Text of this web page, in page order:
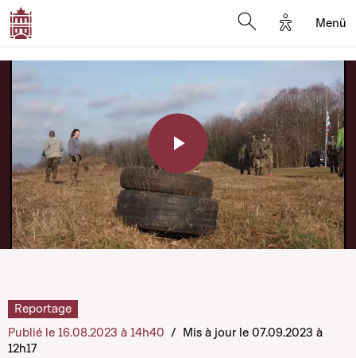
Options
Menü
Play
Video
Reportage
Publié le 16.08.2023 à 14h40 / Mis à jour le 07.09.2023 à
12h17